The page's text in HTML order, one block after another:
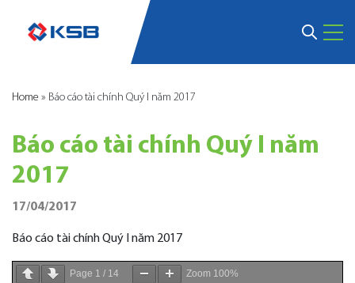
Home » Báo cáo tài chính Quý I năm 2017
Báo cáo tài chính Quý I năm
2017
17/04/2017
Báo cáo tài chính Quý I năm 2017
Page 1 / 14 Zoom 100%